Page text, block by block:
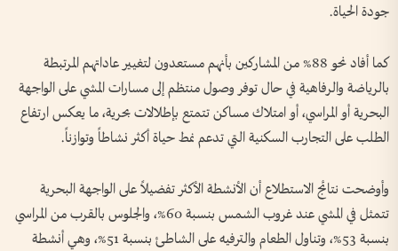
جودة الحياة.
كما أفاد نحو 88% من المشاركين بأنهم مستعدون لتغيير عاداتهم المرتبطة
بالرياضة والرفاهية في حال توفر وصول منتظم إلى مسارات المشي على الواجهة
البحرية أو المراسي، أو امتلاك مساكن تتمتع بإطلالات بحرية، ما يعكس ارتفاع
الطلب على التجارب السكنية التي تدعم نمط حياة أكثر نشاطاً وتوازناً.
وأوضحت نتائج الاستطلاع أن الأنشطة الأكثر تفضيلاً على الواجهة البحرية
تتمثل في المشي عند غروب الشمس بنسبة 60%، والجلوس بالقرب من المراسي
بنسبة 53%، وتناول الطعام والترفيه على الشاطئ بنسبة 51%، وهي أنشطة